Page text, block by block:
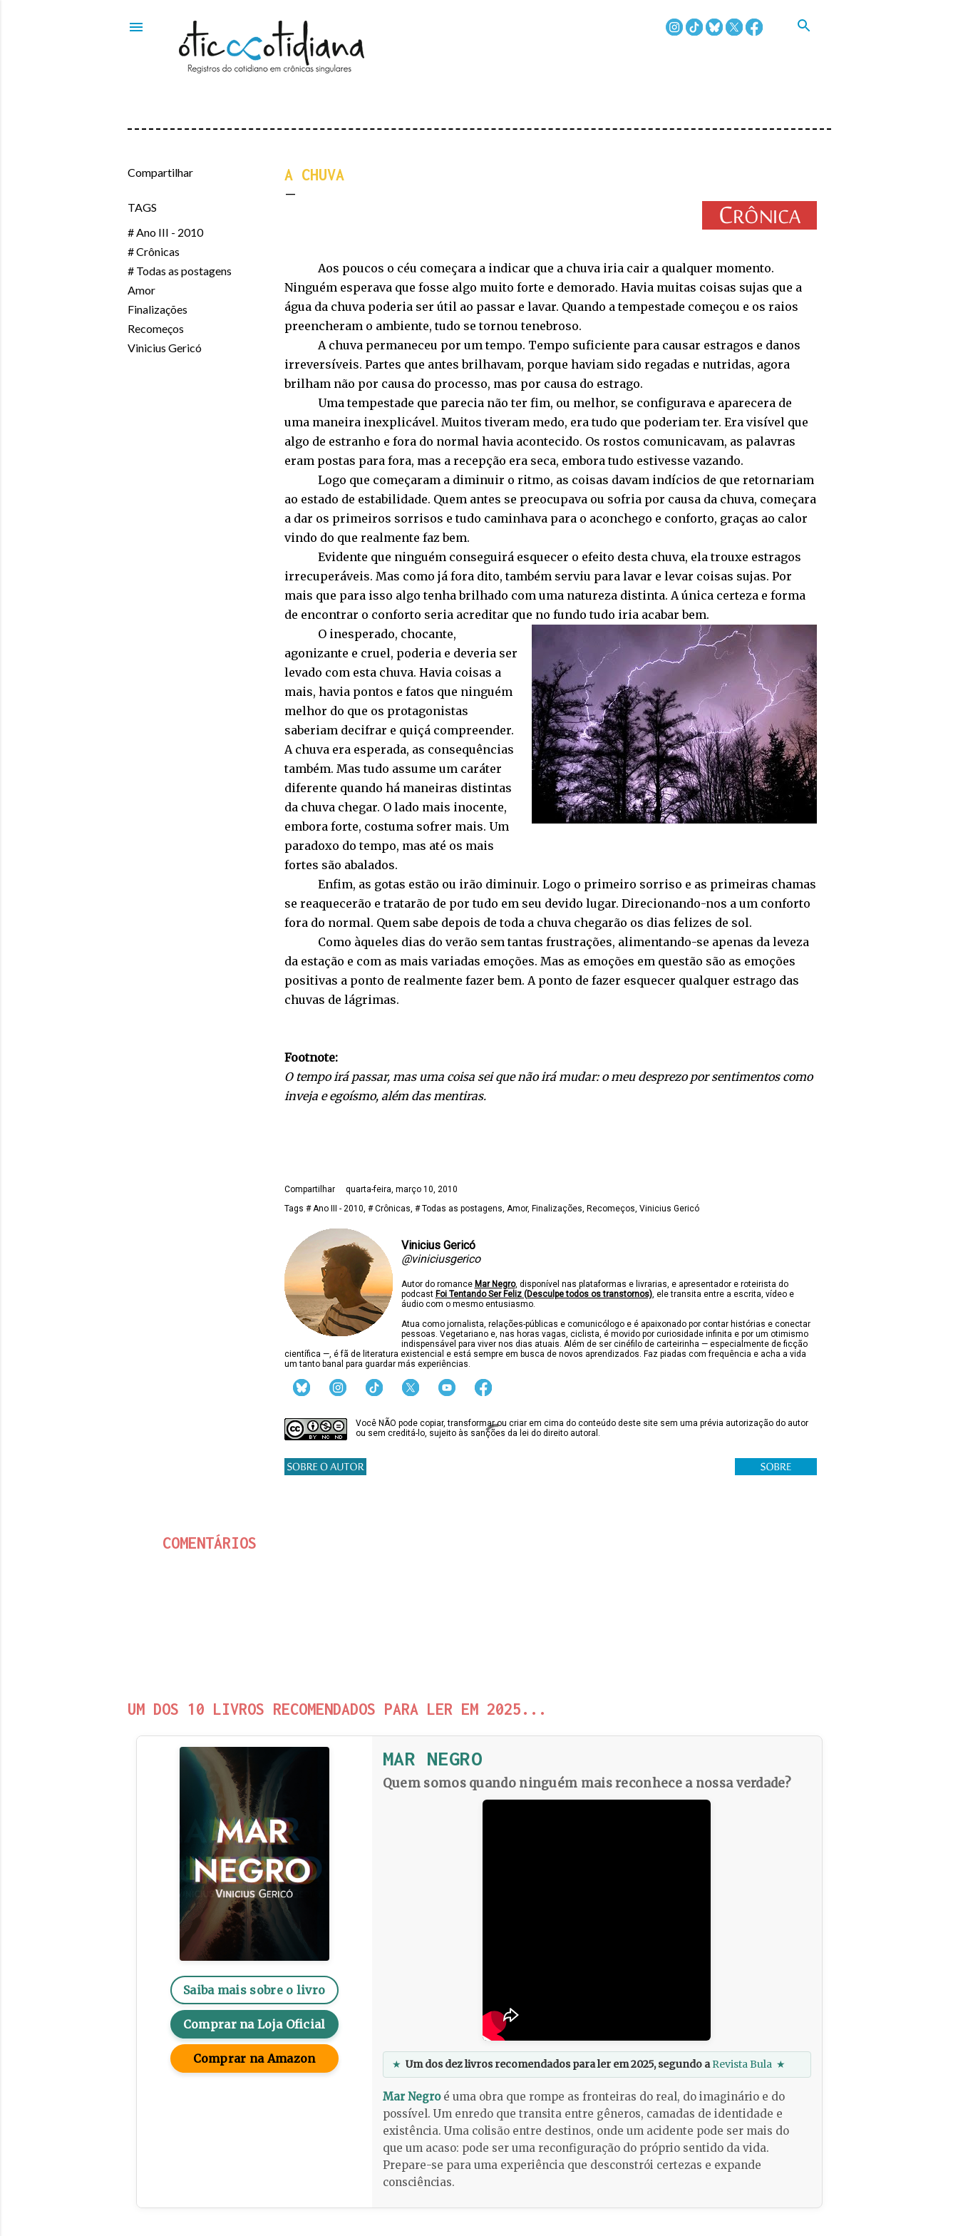
Compartilhar
TAGS
# Ano III - 2010
# Crônicas
# Todas as postagens
Amor
Finalizações
Recomeços
Vinicius Gericó
A CHUVA
Aos poucos o céu começara a indicar que a chuva iria cair a qualquer momento.
Ninguém esperava que fosse algo muito forte e demorado. Havia muitas coisas sujas que a
água da chuva poderia ser útil ao passar e lavar. Quando a tempestade começou e os raios
preencheram o ambiente, tudo se tornou tenebroso.
A chuva permaneceu por um tempo. Tempo suficiente para causar estragos e danos
irreversíveis. Partes que antes brilhavam, porque haviam sido regadas e nutridas, agora
brilham não por causa do processo, mas por causa do estrago.
Uma tempestade que parecia não ter fim, ou melhor, se configurava e aparecera de
uma maneira inexplicável. Muitos tiveram medo, era tudo que poderiam ter. Era visível que
algo de estranho e fora do normal havia acontecido. Os rostos comunicavam, as palavras
eram postas para fora, mas a recepção era seca, embora tudo estivesse vazando.
Logo que começaram a diminuir o ritmo, as coisas davam indícios de que retornariam
ao estado de estabilidade. Quem antes se preocupava ou sofria por causa da chuva, começara
a dar os primeiros sorrisos e tudo caminhava para o aconchego e conforto, graças ao calor
vindo do que realmente faz bem.
Evidente que ninguém conseguirá esquecer o efeito desta chuva, ela trouxe estragos
irrecuperáveis. Mas como já fora dito, também serviu para lavar e levar coisas sujas. Por
mais que para isso algo tenha brilhado com uma natureza distinta. A única certeza e forma
de encontrar o conforto seria acreditar que no fundo tudo iria acabar bem.
O inesperado, chocante,
agonizante e cruel, poderia e deveria ser
levado com esta chuva. Havia coisas a
mais, havia pontos e fatos que ninguém
melhor do que os protagonistas
saberiam decifrar e quiçá compreender.
A chuva era esperada, as consequências
também. Mas tudo assume um caráter
diferente quando há maneiras distintas
da chuva chegar. O lado mais inocente,
embora forte, costuma sofrer mais. Um
paradoxo do tempo, mas até os mais
fortes são abalados.
Enfim, as gotas estão ou irão diminuir. Logo o primeiro sorriso e as primeiras chamas
se reaquecerão e tratarão de por tudo em seu devido lugar. Direcionando-nos a um conforto
fora do normal. Quem sabe depois de toda a chuva chegarão os dias felizes de sol.
Como àqueles dias do verão sem tantas frustrações, alimentando-se apenas da leveza
da estação e com as mais variadas emoções. Mas as emoções em questão são as emoções
positivas a ponto de realmente fazer bem. A ponto de fazer esquecer qualquer estrago das
chuvas de lágrimas.
Footnote:
O tempo irá passar, mas uma coisa sei que não irá mudar: o meu desprezo por sentimentos como
inveja e egoísmo, além das mentiras.
Compartilhar
quarta-feira, março 10, 2010
Tags # Ano III - 2010 # Crônicas # Todas as postagens Amor Finalizações Recomeços Vinicius Gericó
Vinicius Gericó
@viniciusgerico
Autor do romance Mar Negro, disponível nas plataformas e livrarias, e apresentador e roteirista do
podcast Foi Tentando Ser Feliz (Desculpe todos os transtornos), ele transita entre a escrita, vídeo e
áudio com o mesmo entusiasmo.
Atua como jornalista, relações-públicas e comunicólogo e é apaixonado por contar histórias e conectar
pessoas. Vegetariano e, nas horas vagas, ciclista, é movido por curiosidade infinita e por um otimismo
indispensável para viver nos dias atuais. Além de ser cinéfilo de carteirinha — especialmente de ficção
científica —, é fã de literatura existencial e está sempre em busca de novos aprendizados. Faz piadas com frequência e acha a vida
um tanto banal para guardar más experiências.
Você NÃO pode copiar, transformar ou criar em cima do conteúdo deste site sem uma prévia autorização do autor
ou sem creditá-lo, sujeito às sanções da lei do direito autoral.
COMENTÁRIOS
UM DOS 10 LIVROS RECOMENDADOS PARA LER EM 2025...
Saiba mais sobre o livro
Comprar na Loja Oficial
Comprar na Amazon
MAR NEGRO
Quem somos quando ninguém mais reconhece a nossa verdade?
★ Um dos dez livros recomendados para ler em 2025, segundo aRevista Bula ★
Mar Negroé uma obra que rompe as fronteiras do real, do imaginário e do
possível. Um enredo que transita entre gêneros, camadas de identidade e
existência. Uma colisão entre destinos, onde um acidente pode ser mais do
que um acaso: pode ser uma reconfiguração do próprio sentido da vida.
Prepare-se para uma experiência que desconstrói certezas e expande
consciências.